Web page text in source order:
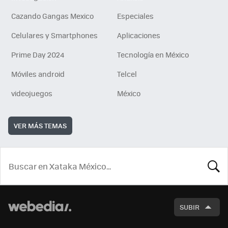
Cazando Gangas Mexico
Especiales
Celulares y Smartphones
Aplicaciones
Prime Day 2024
Tecnología en México
Móviles android
Telcel
videojuegos
México
VER MÁS TEMAS
SUBIR